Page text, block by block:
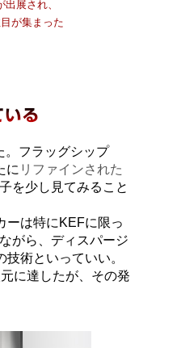
展され、
が集まった
。フラッグシップ
に リファインされた
を少し見てみること
ーは特にKEFに限っ
がら、ディスパージ
術といっていい。
に達したが、その発